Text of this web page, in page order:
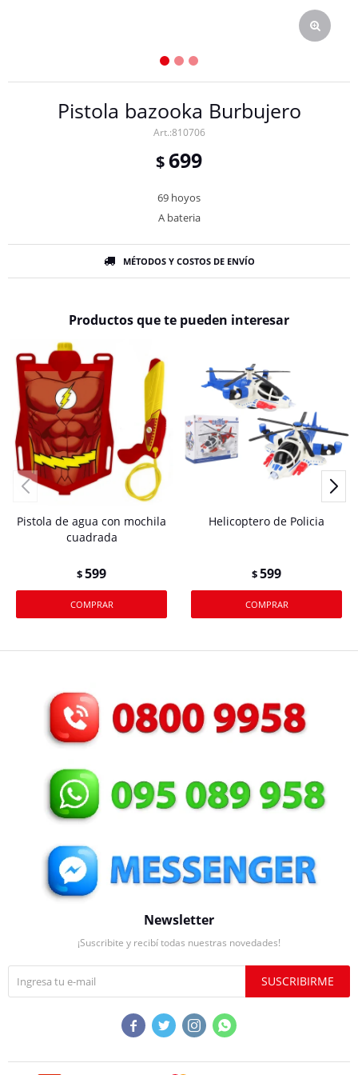
Pistola bazooka Burbujero
810706
$699
69 hoyos
A bateria
MÉTODOS Y COSTOS DE ENVÍO
Productos que te pueden interesar
Pistola de agua con mochila
cuadrada
$599
Helicoptero de Policia
$599
Newsletter
¡Suscribite y recibí todas nuestras novedades!
SUSCRIBIRME
   